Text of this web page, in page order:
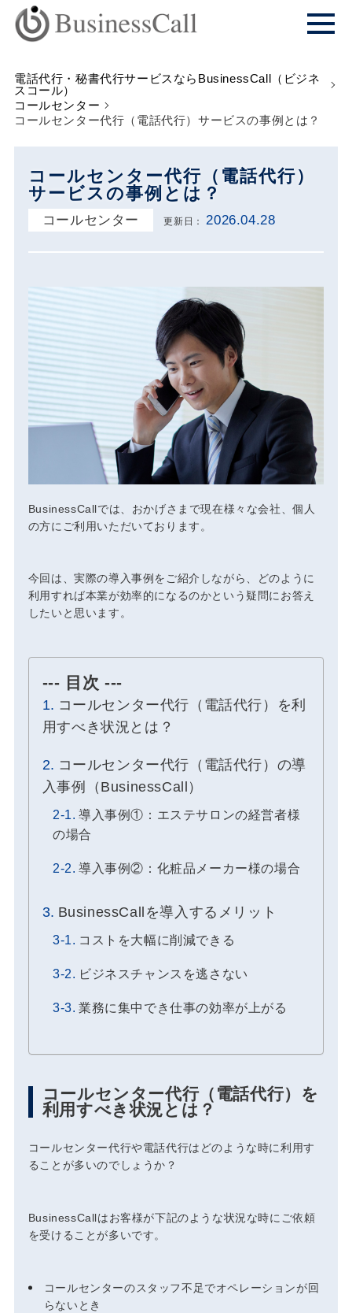
電話代行・秘書代行サービスならBusinessCall（ビジネ
スコール）
コールセンター
コールセンター代行（電話代行）サービスの事例とは？
コールセンター代行（電話代行）
サービスの事例とは？
コールセンター 更新日： 2026.04.28
BusinessCallでは、おかげさまで現在様々な会社、個人
の方にご利用いただいております。
今回は、実際の導入事例をご紹介しながら、どのように
利用すれば本業が効率的になるのかという疑問にお答え
したいと思います。
--- 目次 ---
コールセンター代行（電話代行）を利
用すべき状況とは？
コールセンター代行（電話代行）の導
入事例（BusinessCall）
導入事例①：エステサロンの経営者様
の場合
導入事例②：化粧品メーカー様の場合
BusinessCallを導入するメリット
コストを大幅に削減できる
ビジネスチャンスを逃さない
業務に集中でき仕事の効率が上がる
コールセンター代行（電話代行）を
利用すべき状況とは？
コールセンター代行や電話代行はどのような時に利用す
ることが多いのでしょうか？
BusinessCallはお客様が下記のような状況な時にご依頼
を受けることが多いです。
コールセンターのスタッフ不足でオペレーションが回
らないとき